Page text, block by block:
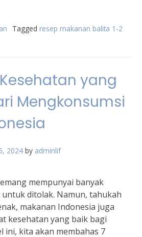
Tagged resep makanan balita 1-2
yang
Mengkonsumsi
2024 by adminlif
mempunyai banyak
ditolak. Namun, tahukah
makanan Indonesia juga
kesehatan yang baik bagi
ini, kita akan membahas 7